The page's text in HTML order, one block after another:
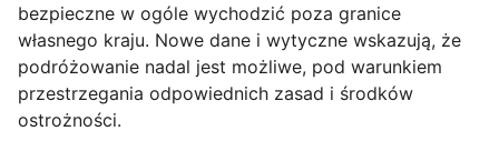
bezpieczne w ogóle wychodzić poza granice
własnego kraju. Nowe dane i wytyczne wskazują, że
podróżowanie nadal jest możliwe, pod warunkiem
przestrzegania odpowiednich zasad i środków
ostrożności.